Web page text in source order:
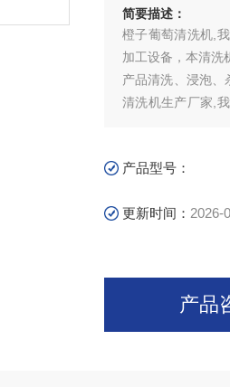
简要描述：
橙子葡萄清洗机,
加工设备，本清洗
产品清洗、浸泡、
清洗机生产厂家,
产品型号：
更新时间： 2026-
产品